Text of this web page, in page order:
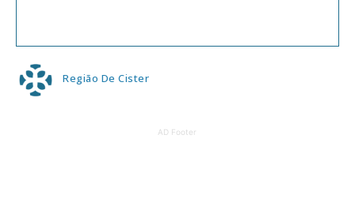
Região De Cister
AD Footer